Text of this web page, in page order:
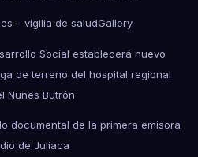
– vigilia de saludGallery
Social establecerá nuevo
de terreno del hospital regional
Nuñes Butrón
documental de la primera emisora
de Juliaca